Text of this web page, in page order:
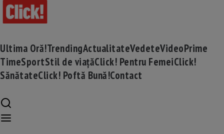
Ultima Oră!TrendingActualitateVedeteVideoPrime
TimeSportStil de viațăClick! Pentru FemeiClick!
SănătateClick! Poftă Bună!Contact